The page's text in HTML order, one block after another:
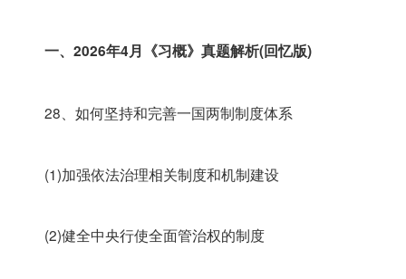
一、2026年4月《习概》真题解析(回忆版)
28、如何坚持和完善一国两制制度体系
(1)加强依法治理相关制度和机制建设
(2)健全中央行使全面管治权的制度